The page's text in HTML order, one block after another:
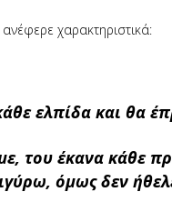
χαρακτηριστικά:
ελπίδα και θα
του έκανα κάθε
όμως δεν